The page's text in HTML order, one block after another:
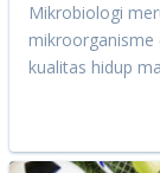
Mikrobiologi
mikroorganisme
kualitas hidup
digunakan